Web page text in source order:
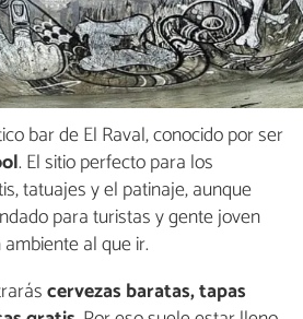
bar de El Raval, conocido por ser
. El sitio perfecto para los
tatuajes y el patinaje, aunque
para turistas y gente joven
al que ir.
cervezas baratas, tapas